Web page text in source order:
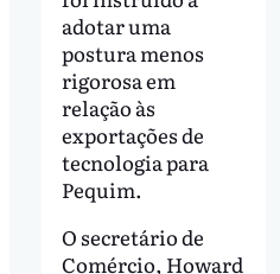
adotar uma
postura menos
rigorosa em
relação às
exportações de
tecnologia para
Pequim.
O secretário de
Comércio, Howard